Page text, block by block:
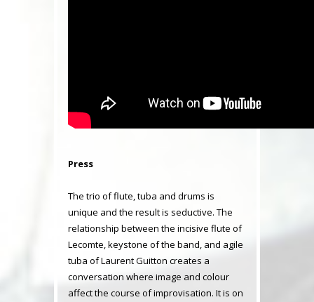
Press
The trio of flute, tuba and drums is
unique and the result is seductive. The
relationship between the incisive flute of
Lecomte, keystone of the band, and agile
tuba of Laurent Guitton creates a
conversation where image and colour
affect the course of improvisation. It is on